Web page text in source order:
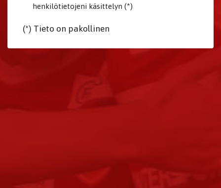
henkilötietojeni käsittelyn (*)
(*) Tieto on pakollinen